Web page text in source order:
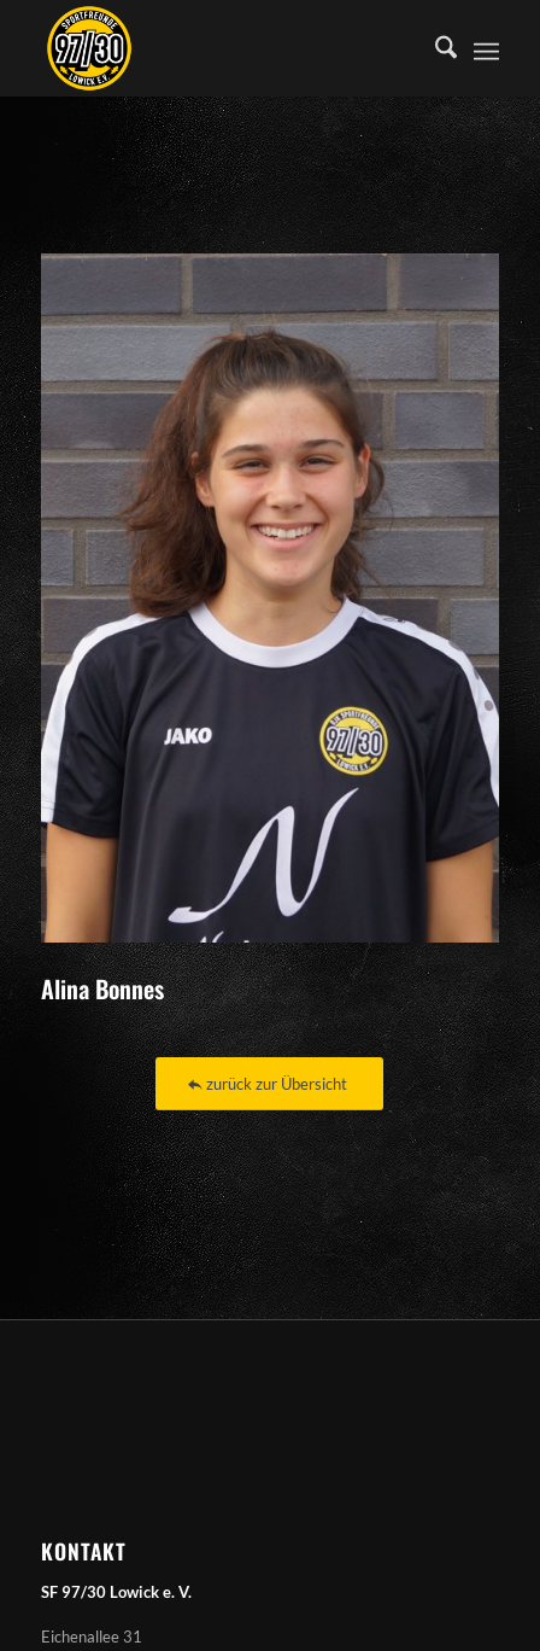
Alina Bonnes
zurück zur Übersicht
KONTAKT
SF 97/30 Lowick e. V.
Eichenallee 31